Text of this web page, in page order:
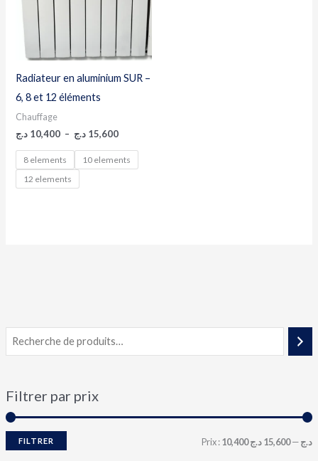
Filtrer par prix
FILTRER Prix : 10,400 د.ج—15,600 د.ج
Radiateur en aluminium SUR –
6, 8 et 12 éléments
Chauffage
10,400 د.ج – 15,600 د.ج
8 elements
10 elements
12 elements